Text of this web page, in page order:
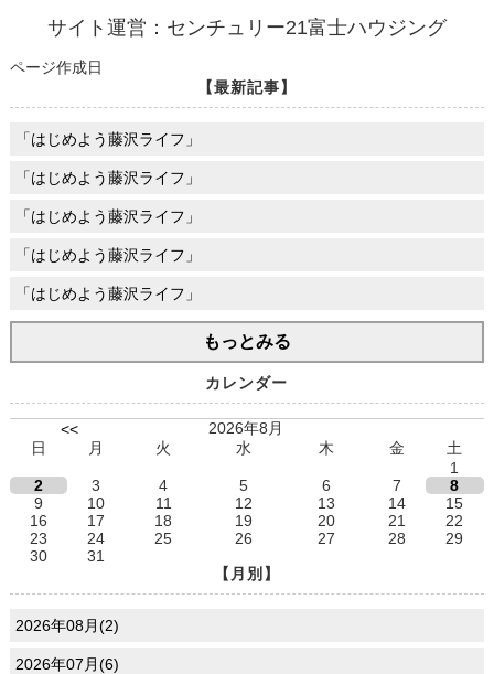
サイト運営：センチュリー21富士ハウジング
ページ作成日
【最新記事】
「はじめよう藤沢ライフ」
「はじめよう藤沢ライフ」
「はじめよう藤沢ライフ」
「はじめよう藤沢ライフ」
「はじめよう藤沢ライフ」
もっとみる
カレンダー
<<
2026年8月
日
月 火 水 木 金
土
1
2
3 4 5 6 7
8
9
10 11 12 13 14
15
16
17 18 19 20 21
22
23
24 25 26 27 28
29
30
31
【月別】
2026年08月(2)
2026年07月(6)